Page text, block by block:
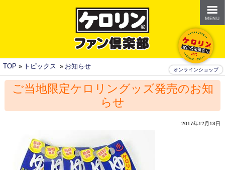
オンラインショップ
TOP » トピックス » お知らせ
ご当地限定ケロリングッズ発売のお知
らせ
2017年12月13日